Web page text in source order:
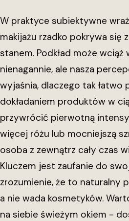
W praktyce subiektywne
makijażu rzadko pokrywa się
stanem. Podkład może wciąż
nienagannie, ale nasza
wyjaśnia, dlaczego tak łatwo
dokładaniem produktów w
przywrócić pierwotną
więcej różu lub mocniejszą
osoba z zewnątrz cały czas
Kluczem jest zaufanie do
zrozumienie, że to naturalny
a nie wada kosmetyków.
na siebie świeżym okiem -